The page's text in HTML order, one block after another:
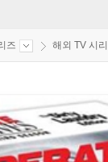
즈 해외 TV 시